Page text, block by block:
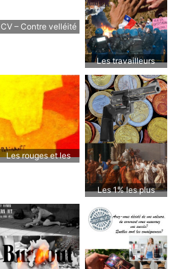
CV – Contre velléité
Les travailleurs
Les rouges et les
Les 1% les plus
contre le reste du
monde